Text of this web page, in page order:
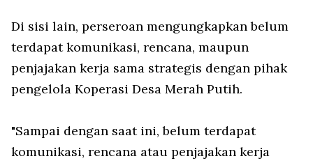
Di sisi lain, perseroan mengungkapkan belum
terdapat komunikasi, rencana, maupun
penjajakan kerja sama strategis dengan pihak
pengelola Koperasi Desa Merah Putih.
"Sampai dengan saat ini, belum terdapat
komunikasi, rencana atau penjajakan kerja